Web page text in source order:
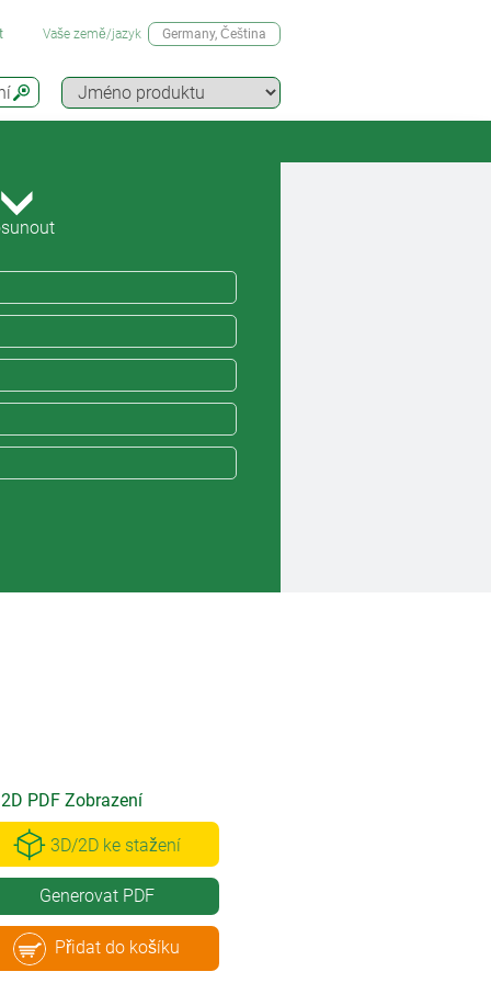
Vaše země/jazyk Germany, Čeština
2D PDF Zobrazení
3D/2D ke stažení
Generovat PDF
Přidat do košíku